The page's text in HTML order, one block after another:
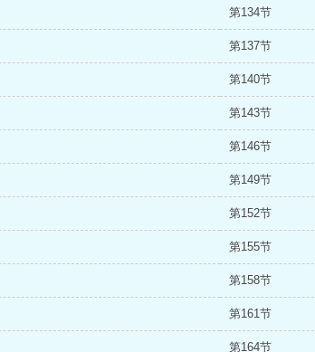
第134节
第137节
第140节
第143节
第146节
第149节
第152节
第155节
第158节
第161节
第164节